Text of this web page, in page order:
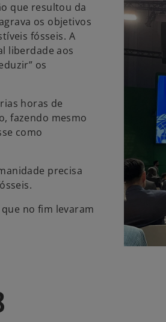
que resultou da
os objetivos
fósseis. A
liberdade aos
os
horas de
fazendo mesmo
como
precisa
no fim levaram